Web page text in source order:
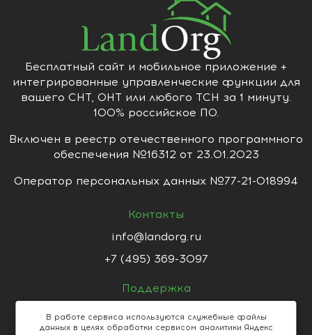
Бесплатный сайт и мобильное приложение +
интегрированные управленческие функции для
вашего СНТ, ОНТ или любого ТСН за 1 минуту.
100% российское ПО.
Включен в реестр отечественного программного
обеспечения №16312 от 23.01.2023
Оператор персональных данных №77-21-018994
Контакты
info@landorg.ru
+7 (495) 369-3097
Поддержка
В работе сервиса используются служебные файлы
данных в целях обработки сервисом аналитики Яндекс